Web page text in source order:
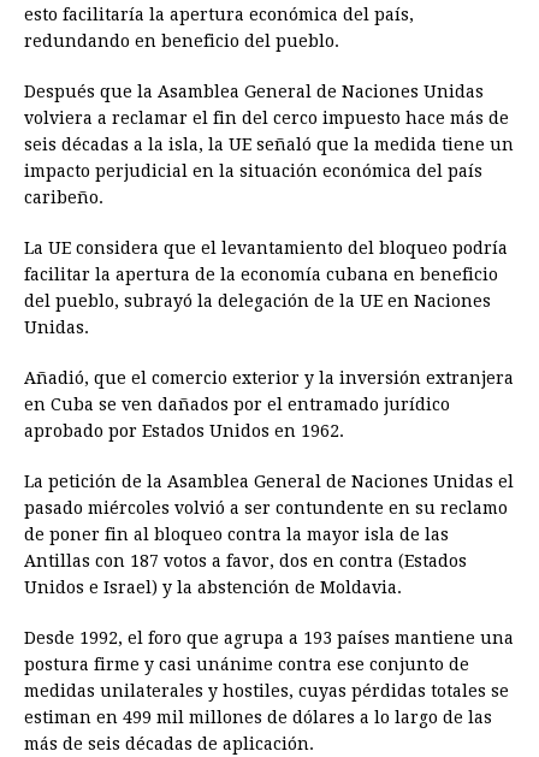
esto facilitaría la apertura económica del país,
redundando en beneficio del pueblo.
Después que la Asamblea General de Naciones Unidas
volviera a reclamar el fin del cerco impuesto hace más de
seis décadas a la isla, la UE señaló que la medida tiene un
impacto perjudicial en la situación económica del país
caribeño.
La UE considera que el levantamiento del bloqueo podría
facilitar la apertura de la economía cubana en beneficio
del pueblo, subrayó la delegación de la UE en Naciones
Unidas.
Añadió, que el comercio exterior y la inversión extranjera
en Cuba se ven dañados por el entramado jurídico
aprobado por Estados Unidos en 1962.
La petición de la Asamblea General de Naciones Unidas el
pasado miércoles volvió a ser contundente en su reclamo
de poner fin al bloqueo contra la mayor isla de las
Antillas con 187 votos a favor, dos en contra (Estados
Unidos e Israel) y la abstención de Moldavia.
Desde 1992, el foro que agrupa a 193 países mantiene una
postura firme y casi unánime contra ese conjunto de
medidas unilaterales y hostiles, cuyas pérdidas totales se
estiman en 499 mil millones de dólares a lo largo de las
más de seis décadas de aplicación.